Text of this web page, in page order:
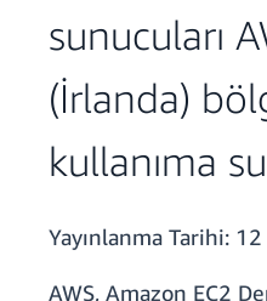
sunucuları
(İrlanda)
kullanıma
Yayınlanma Tarihi: 12
AWS, Amazon EC2